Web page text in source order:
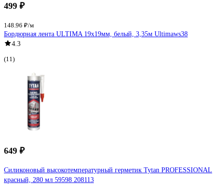
499 ₽
148.96 ₽/м
Бордюрная лента ULTIMA 19х19мм, белый, 3,35м Ultimaws38
4.3
(11)
649 ₽
Силиконовый высокотемпературный герметик Tytan PROFESSIONAL
красный, 280 мл 59598 208113